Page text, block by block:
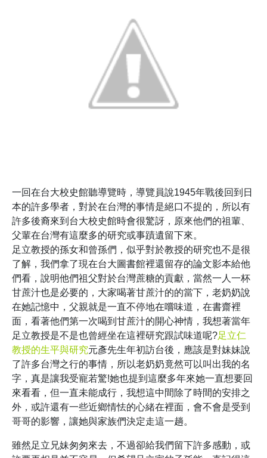
一回在台大校史館聽導覽時，導覽員說1945年戰後回到日
本的許多學者，對於在台灣的事情是絕口不提的，所以有
許多後裔來到台大校史館時會很驚訝，原來他們的祖輩、
父輩在台灣有這麼多的研究或事蹟遺留下來。
足立教授的孫女和曾孫們，似乎對於教授的研究也不是很
了解，我們拿了現在台大圖書館裡還留存的論文影本給他
們看，說明他們祖父對於台灣蔗糖的貢獻，當然一人一杯
甘蔗汁也是必要的，大家喝著甘蔗汁的的當下，老奶奶說
在她記憶中，父親就是一直不停地在嚐味道，在書齋裡
面，看著他們第一次喝到甘蔗汁的開心神情，我想著當年
足立教授是不是也曾經坐在這裡研究跟試味道呢?足立仁
教授的生平與研究元彥先生年初訪台後，應該是對妹妹說
了許多台灣之行的事情，所以老奶奶竟然可以叫出我的名
字，真是讓我受寵若驚!她也提到這麼多年來她一直想要回
來看看，但一直未能成行，我想這中間除了時間的安排之
外，或許還有一些近鄉情怯的心緒在裡面，會不會是受到
哥哥的影響，讓她與家族們決定走這一趟。
雖然足立兄妹匆匆來去，不過卻給我們留下許多感動，或